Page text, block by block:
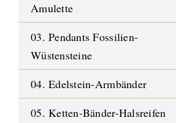
Amulette
03. Pendants Fossilien-
Wüstensteine
04. Edelstein-Armbänder
05. Ketten-Bänder-Halsreifen